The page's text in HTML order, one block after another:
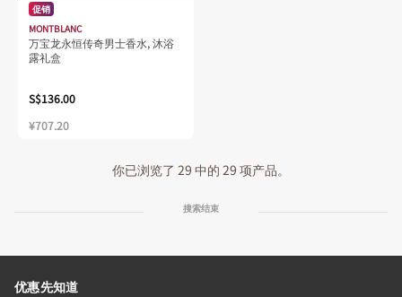
促销
MONTBLANC
万宝龙永恒传奇男士香水, 沐浴
露礼盒
S$136.00
¥707.20
你已浏览了 29 中的 29 项产品。
搜索结束
优惠先知道